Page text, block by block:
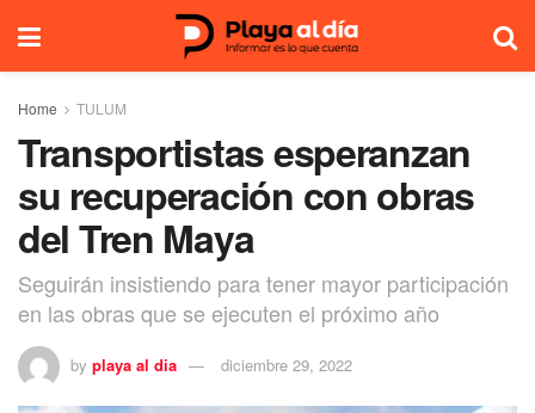
Home TULUM
Transportistas esperanzan
su recuperación con obras
del Tren Maya
Seguirán insistiendo para tener mayor participación
en las obras que se ejecuten el próximo año
by playa al dia diciembre 29, 2022